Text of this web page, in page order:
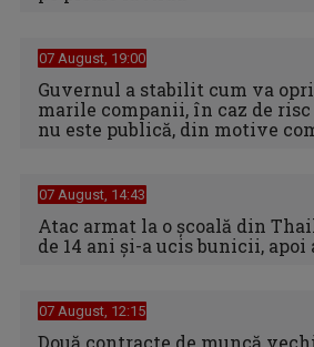
07 August, 19:00
Guvernul a stabilit cum va
marile companii, în caz de
nu este publică, din motive
07 August, 14:43
Atac armat la o școală din
de 14 ani și-a ucis bunicii, apoi
07 August, 12:15
Două contracte de muncă